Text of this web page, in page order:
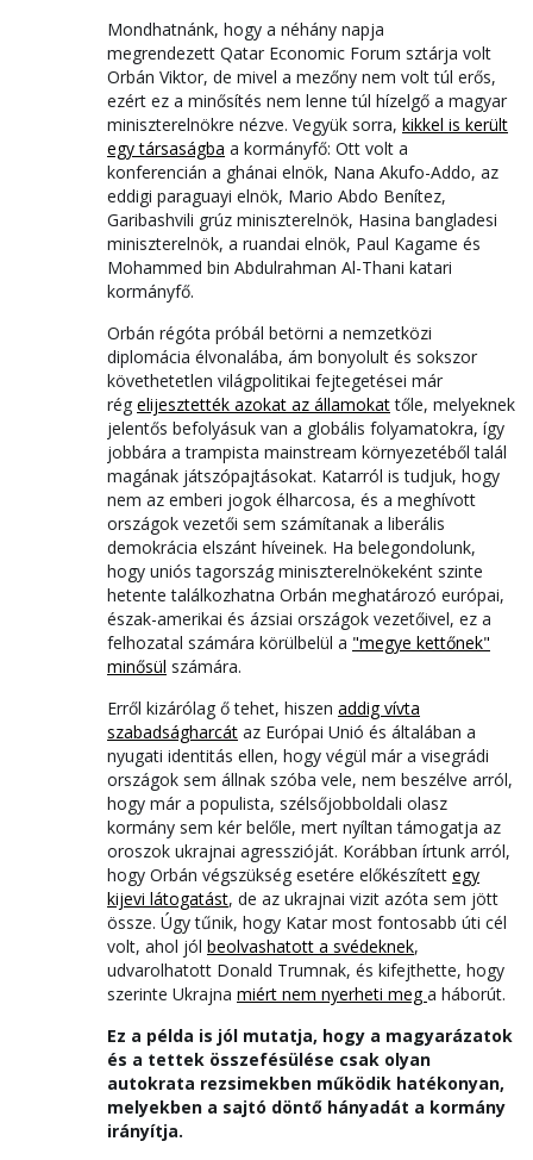
Mondhatnánk, hogy a néhány napja
megrendezett Qatar Economic Forum sztárja volt
Orbán Viktor, de mivel a mezőny nem volt túl erős,
ezért ez a minősítés nem lenne túl hízelgő a magyar
miniszterelnökre nézve. Vegyük sorra, kikkel is került
egy társaságba a kormányfő: Ott volt a
konferencián a ghánai elnök, Nana Akufo-Addo, az
eddigi paraguayi elnök, Mario Abdo Benítez,
Garibashvili grúz miniszterelnök, Hasina bangladesi
miniszterelnök, a ruandai elnök, Paul Kagame és
Mohammed bin Abdulrahman Al-Thani katari
kormányfő.
Orbán régóta próbál betörni a nemzetközi
diplomácia élvonalába, ám bonyolult és sokszor
követhetetlen világpolitikai fejtegetései már
rég elijesztették azokat az államokattőle, melyeknek
jelentős befolyásuk van a globális folyamatokra, így
jobbára a trampista mainstream környezetéből talál
magának játszópajtásokat. Katarról is tudjuk, hogy
nem az emberi jogok élharcosa, és a meghívott
országok vezetői sem számítanak a liberális
demokrácia elszánt híveinek. Ha belegondolunk,
hogy uniós tagország miniszterelnökeként szinte
hetente találkozhatna Orbán meghatározó európai,
észak-amerikai és ázsiai országok vezetőivel, ez a
felhozatal számára körülbelül a "megye kettőnek"
minősül számára.
Erről kizárólag ő tehet, hiszen addig vívta
szabadságharcát az Európai Unió és általában a
nyugati identitás ellen, hogy végül már a visegrádi
országok sem állnak szóba vele, nem beszélve arról,
hogy már a populista, szélsőjobboldali olasz
kormány sem kér belőle, mert nyíltan támogatja az
oroszok ukrajnai agresszióját. Korábban írtunk arról,
hogy Orbán végszükség esetére előkészített egy
kijevi látogatást, de az ukrajnai vizit azóta sem jött
össze. Úgy tűnik, hogy Katar most fontosabb úti cél
volt, ahol jól beolvashatott a svédeknek,
udvarolhatott Donald Trumnak, és kifejthette, hogy
szerinte Ukrajna miért nem nyerheti mega háborút.
Ez a példa is jól mutatja, hogy a magyarázatok
és a tettek összefésülése csak olyan
autokrata rezsimekben működik hatékonyan,
melyekben a sajtó döntő hányadát a kormány
irányítja.